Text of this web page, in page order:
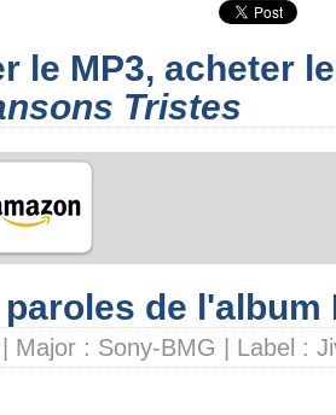
le MP3, acheter
Tristes
de l'album
Major : Sony-BMG | Label :